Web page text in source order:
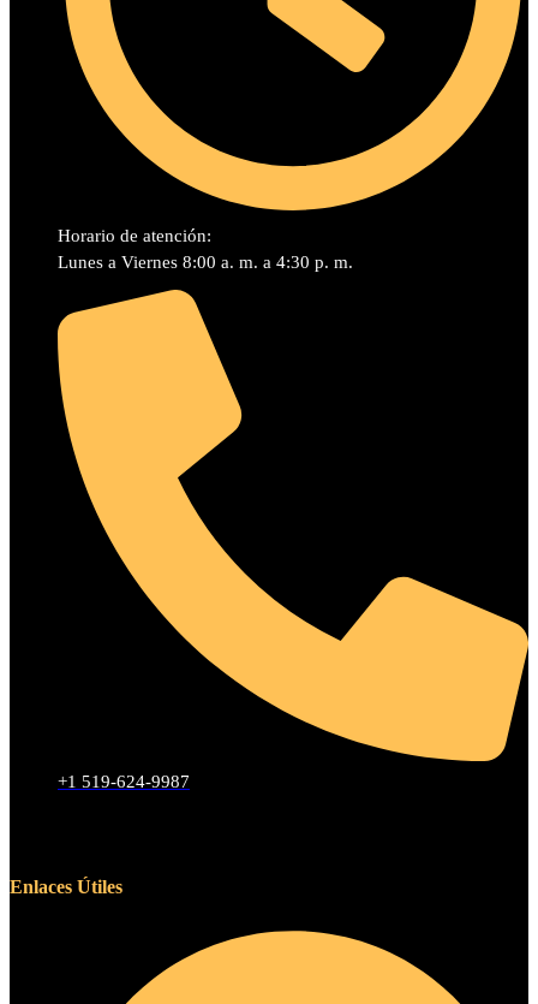
Horario de atención:
Lunes a Viernes 8:00 a. m. a 4:30 p. m.
+1 519-624-9987
Enlaces Útiles